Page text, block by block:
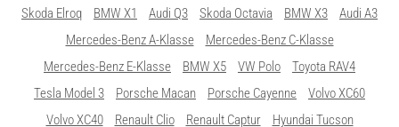
Skoda Elroq
BMW X1 Audi Q3 Skoda Octavia BMW X3
Audi A3
Mercedes-Benz A-Klasse
Mercedes-Benz C-Klasse
Mercedes-Benz E-Klasse
BMW X5 VW Polo
Toyota RAV4
Tesla Model 3
Porsche Macan Porsche Cayenne
Volvo XC60
Volvo XC40
Renault Clio Renault Captur
Hyundai Tucson